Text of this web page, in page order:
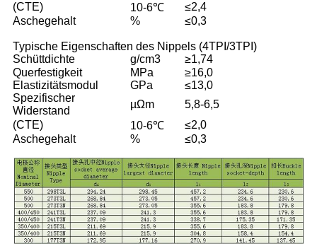
(CTE)
10-6℃
≤2,4
Aschegehalt
% ≤0,3
Typische Eigenschaften des Nippels (4TPI/3TPI)
Schüttdichte
g/cm3
≥1,74
Querfestigkeit
MPa
≥16,0
Elastizitätsmodul
GPa
≤13,0
Spezifischer
Widerstand
µΩm
5,8-6,5
(CTE)
10-6℃
≤2,0
Aschegehalt
% ≤0,3